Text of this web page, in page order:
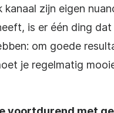
kanaal zijn eigen
is er één ding dat
om goede
je regelmatig